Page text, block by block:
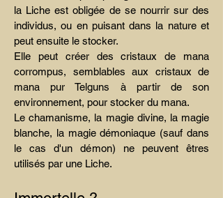
la Liche est obligée de se nourrir sur des
individus, ou en puisant dans la nature et
peut ensuite le stocker.
Elle peut créer des cristaux de mana
corrompus, semblables aux cristaux de
mana pur Telguns à partir de son
environnement, pour stocker du mana.
Le chamanisme, la magie divine, la magie
blanche, la magie démoniaque (sauf dans
le cas d'un démon) ne peuvent êtres
utilisés par une Liche.